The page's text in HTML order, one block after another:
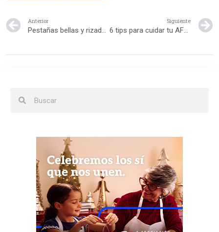
Anterior
Pestañas bellas y rizadas
Siguiente
6 tips para cuidar tu AFRO